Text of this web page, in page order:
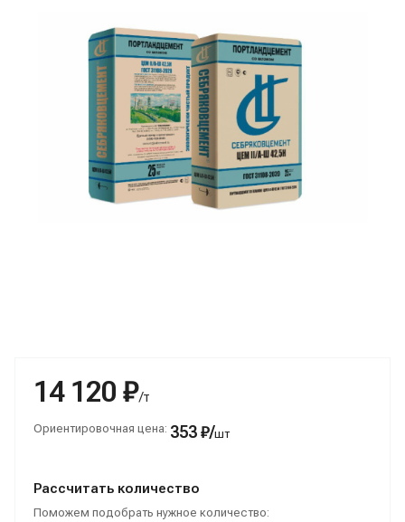
14 120 ₽/т
Ориентировочная цена: 353 ₽/шт
Рассчитать количество
Поможем подобрать нужное количество: